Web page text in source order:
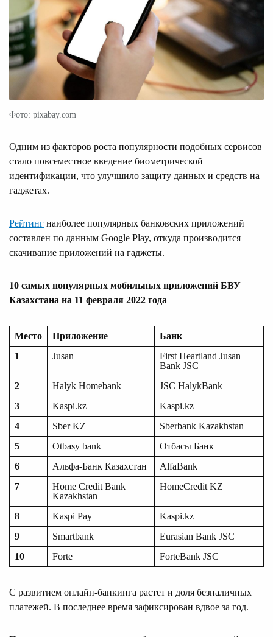
Фото: pixabay.com
Одним из факторов роста популярности подобных сервисов
стало повсеместное введение биометрической
идентификации, что улучшило защиту данных и средств на
гаджетах.
Рейтинг наиболее популярных банковских приложений
составлен по данным Google Play, откуда производится
скачивание приложений на гаджеты.
10 самых популярных мобильных приложений БВУ
Казахстана на 11 февраля 2022 года
Место Приложение
Банк
1
Jusan
First Heartland Jusan
Bank JSC
2
Halyk Homebank
JSC HalykBank
3
Kaspi.kz
Kaspi.kz
4
Sber KZ
Sberbank Kazakhstan
5
Otbasy bank
Отбасы Банк
6
Альфа-Банк Казахстан
AlfaBank
7
Home Credit Bank
Kazakhstan
HomeCredit KZ
8 Kaspi Pay
Kaspi.kz
9
Smartbank
Eurasian Bank JSC
10
Forte ForteBank JSC
С развитием онлайн-банкинга растет и доля безналичных
платежей. В последнее время зафиксирован вдвое за год.